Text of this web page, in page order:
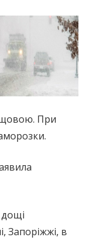
При
Запоріжжі, в